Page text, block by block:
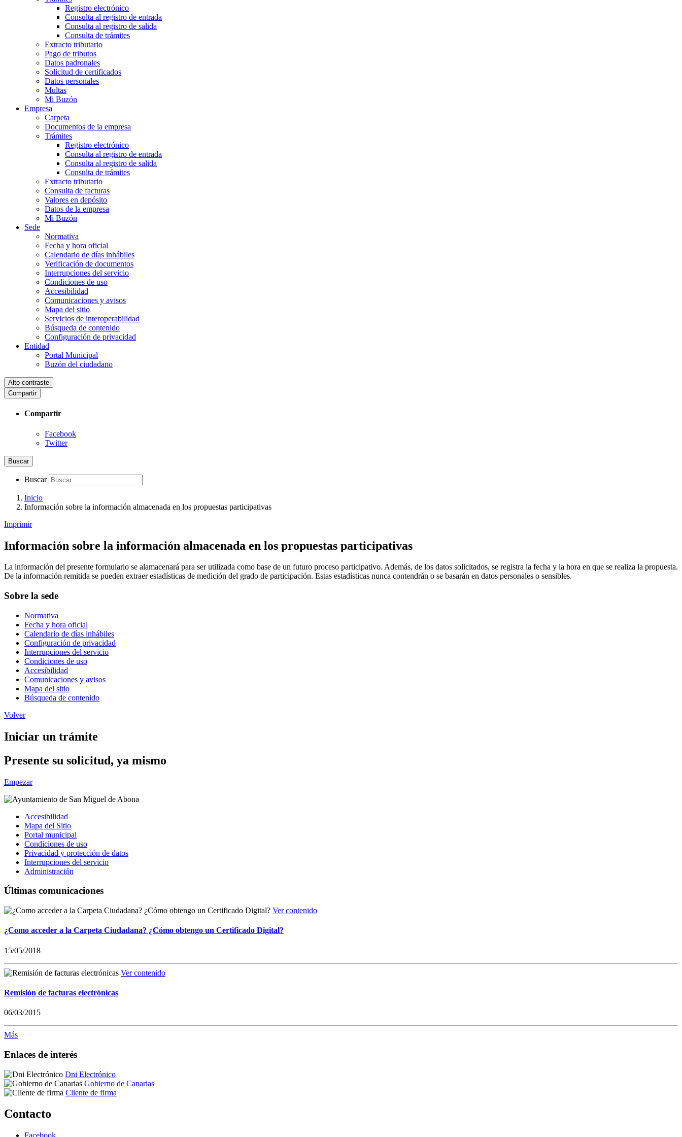
Registro electrónico
Consulta al registro de entrada
Consulta al registro de salida
Consulta de trámites
Extracto tributario
Pago de tributos
Datos padronales
Solicitud de certificados
Datos personales
Multas
Mi Buzón
Empresa
Carpeta
Documentos de la empresa
Trámites
Registro electrónico
Consulta al registro de entrada
Consulta al registro de salida
Consulta de trámites
Extracto tributario
Consulta de facturas
Valores en depósito
Datos de la empresa
Mi Buzón
Sede
Normativa
Fecha y hora oficial
Calendario de días inhábiles
Verificación de documentos
Interrupciones del servicio
Condiciones de uso
Accesibilidad
Comunicaciones y avisos
Mapa del sitio
Servicios de interoperabilidad
Búsqueda de contenido
Configuración de privacidad
Entidad
Portal Municipal
Buzón del ciudadano
Alto contraste
Compartir
Compartir
Facebook
Twitter
Buscar
Buscar
Inicio
Información sobre la información almacenada en los propuestas participativas
Imprimir
Información sobre la información almacenada en los propuestas participativas
La información del presente formulario se alamacenará para ser utilizada como base de un futuro proceso participativo. Además, de los datos solicitados, se registra la fecha y la hora en que se realiza la propuesta.
De la información remitida se pueden extraer estadísticas de medición del grado de participación. Estas estadísticas nunca contendrán o se basarán en datos personales o sensibles.
Sobre la sede
Normativa
Fecha y hora oficial
Calendario de días inhábiles
Configuración de privacidad
Interrupciones del servicio
Condiciones de uso
Accesibilidad
Comunicaciones y avisos
Mapa del sitio
Búsqueda de contenido
Volver
Iniciar un trámite
Presente su solicitud, ya mismo
Empezar
Accesibilidad
Mapa del Sitio
Portal municipal
Condiciones de uso
Privacidad y protección de datos
Interrupciones del servicio
Administración
Últimas comunicaciones
Ver contenido
¿Como acceder a la Carpeta Ciudadana? ¿Cómo obtengo un Certificado Digital?
15/05/2018
Ver contenido
Remisión de facturas electrónicas
06/03/2015
Más
Enlaces de interés
Dni Electrónico
Gobierno de Canarias
Cliente de firma
Contacto